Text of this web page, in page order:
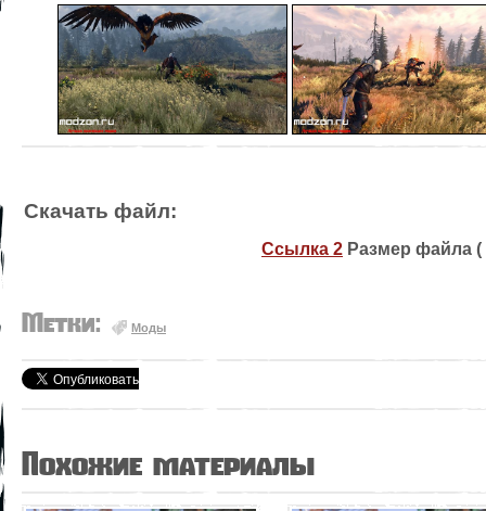
Скачать файл:
Ссылка 2 Размер файла (
Метки: Моды
Похожие материалы